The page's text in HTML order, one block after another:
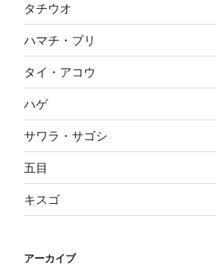
タチウオ
ハマチ・ブリ
タイ・アコウ
ハゲ
サワラ・サゴシ
五目
キスゴ
アーカイブ